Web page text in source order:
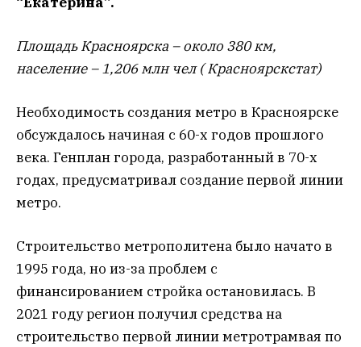
Площадь Красноярска – около 380 км,
население – 1,206 млн чел ( Красноярскстат)
Необходимость создания метро в Красноярске
обсуждалось начиная с 60-х годов прошлого
века. Генплан города, разработанный в 70-х
годах, предусматривал создание первой линии
метро.
Строительство метрополитена было начато в
1995 года, но из-за проблем с
финансированием стройка остановилась. В
2021 году регион получил средства на
строительство первой линии метротрамвая по